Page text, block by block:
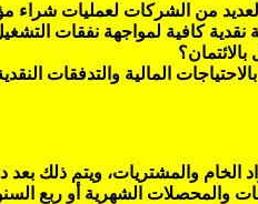
من الشركات لعمليات شراء
كافية لمواجهة نفقات
المالية والتدفقات
الخام والمشتريات، ويتم ذلك
والمحصلات الشهرية أو ربع